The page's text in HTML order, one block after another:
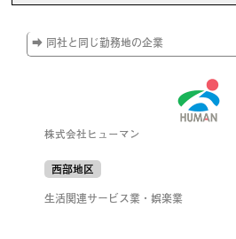
➡ 同社と同じ勤務地の企業
株式会社ヒューマン
西部地区
生活関連サービス業・娯楽業